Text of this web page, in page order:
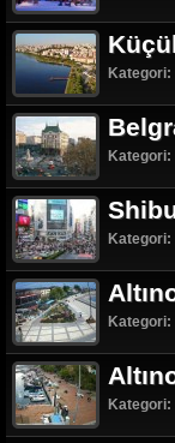
Kategori:
Kategori:
Kategori:
Kategori:
Kategori: